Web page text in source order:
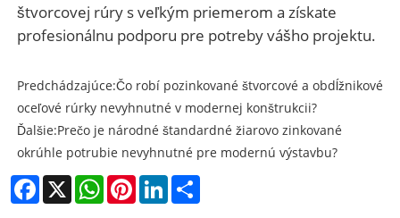
štvorcovej rúry s veľkým priemerom a získate
profesionálnu podporu pre potreby vášho projektu.
Predchádzajúce:Čo robí pozinkované štvorcové a obdĺžnikové
oceľové rúrky nevyhnutné v modernej konštrukcii?
Ďalšie:Prečo je národné štandardné žiarovo zinkované
okrúhle potrubie nevyhnutné pre modernú výstavbu?
Facebook
X WhatsAppPinterestLinkedIn